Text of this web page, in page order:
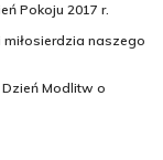
Pokoju 2017 r.
miłosierdzia naszego
Modlitw o